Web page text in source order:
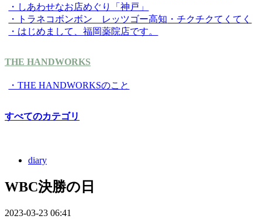
・しあわせなお店めぐり「神戸」
・トラネコボンボン レッツゴー高知 ・チクチクてくてく
・はじめまして、福岡薬院店です。
THE HANDWORKS
・THE HANDWORKSのこと
すべてのカテゴリ
diary
WBC決勝の日
2023-03-23 06:41